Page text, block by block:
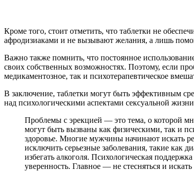
Кроме того, стоит отметить, что таблетки не
афродизиаками и не вызывают желания, а лишь
Важно также помнить, что постоянное
своих собственных возможностях. Поэтому, если
медикаментозное, так и психотерапевтическое
В заключение, таблетки могут быть эффективным
над психологическими аспектами сексуальной
Проблемы с эрекцией — это тема, о которой
могут быть вызваны как физическими, так и
здоровье. Многие мужчины начинают искать
исключить серьезные заболевания, такие как
избегать алкоголя. Психологическая
уверенность. Главное — не стесняться и